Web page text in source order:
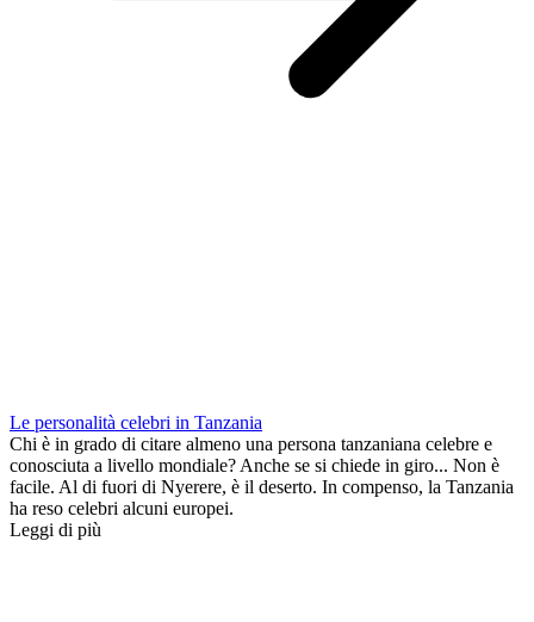
Le personalità celebri in Tanzania
Chi è in grado di citare almeno una persona tanzaniana celebre e
conosciuta a livello mondiale? Anche se si chiede in giro... Non è
facile. Al di fuori di Nyerere, è il deserto. In compenso, la Tanzania
ha reso celebri alcuni europei.
Leggi di più